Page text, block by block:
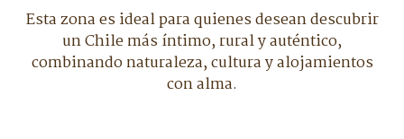
Esta zona es ideal para quienes desean descubrir
un Chile más íntimo, rural y auténtico,
combinando naturaleza, cultura y alojamientos
con alma.